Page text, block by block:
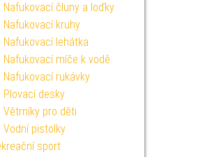
Nafukovací čluny a loďky
Nafukovací kruhy
Nafukovací lehátka
Nafukovací míče k vodě
Nafukovací rukávky
Plovací desky
Větrníky pro děti
Vodní pistolky
sport